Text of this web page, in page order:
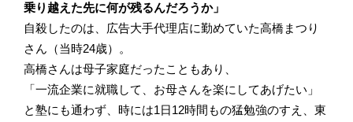
乗り越えた先に何が残るんだろうか」
自殺したのは、広告大手代理店に勤めていた高橋まつり
さん（当時24歳）。
高橋さんは母子家庭だったこともあり、
「一流企業に就職して、お母さんを楽にしてあげたい」
と塾にも通わず、時には1日12時間もの猛勉強のすえ、東